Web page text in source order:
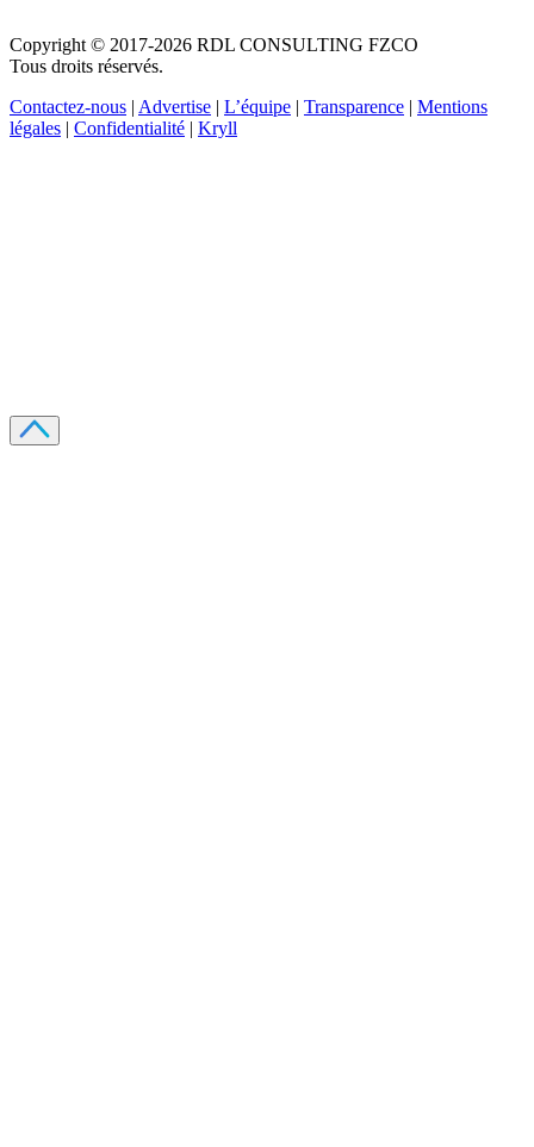
Copyright © 2017-2026 RDL CONSULTING FZCO
Tous droits réservés.
Contactez-nous | Advertise | L’équipe | Transparence | Mentions
légales | Confidentialité | Kryll